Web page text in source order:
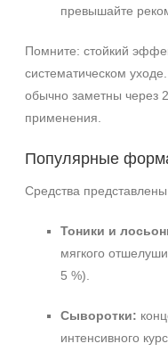
превышайте
Помните: стойкий
систематическом
обычно заметны через
применения.
Популярные
Средства
Тоники и
мягкого
5 %).
Сыворотки:
интенсивного